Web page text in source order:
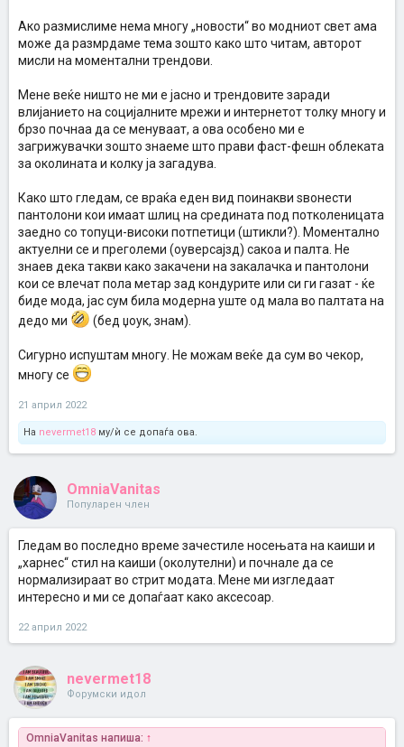
Ако размислиме нема многу „новости“ во модниот свет ама
може да размрдаме тема зошто како што читам, авторот
мисли на моментални трендови.
Мене веќе ништо не ми е јасно и трендовите заради
влијанието на социјалните мрежи и интернетот толку многу и
брзо почнаа да се менуваат, а ова особено ми е
загрижувачки зошто знаеме што прави фаст-фешн облеката
за околината и колку ја загадува.
Како што гледам, се враќа еден вид поинакви ѕвонести
пантолони кои имаат шлиц на средината под потколеницата
заедно со топуци-високи потпетици (штикли?). Моментално
актуелни се и преголеми (оуверсајзд) сакоа и палта. Не
знаев дека такви како закачени на закалачка и пантолони
кои се влечат пола метар зад кондурите или си ги газат - ќе
биде мода, јас сум била модерна уште од мала во палтата на
дедо ми
(бед џоук, знам).
Сигурно испуштам многу. Не можам веќе да сум во чекор,
многу се
21 април 2022
На nevermet18 му/ѝ се допаѓа ова.
OmniaVanitas
Популарен член
Гледам во последно време зачестиле носењата на каиши и
„харнес“ стил на каиши (околутелни) и почнале да се
нормализираат во стрит модата. Мене ми изгледаат
интересно и ми се допаѓаат како аксесоар.
22 април 2022
nevermet18
Форумски идол
OmniaVanitas напиша: ↑